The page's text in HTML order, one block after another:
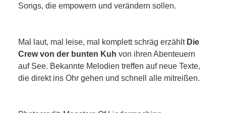
Songs, die empowern und verändern sollen.
Mal laut, mal leise, mal komplett schräg erzählt Die
Crew von der bunten Kuh von ihren Abenteuern
auf See. Bekannte Melodien treffen auf neue Texte,
die direkt ins Ohr gehen und schnell alle mitreißen.